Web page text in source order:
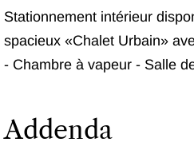
Stationnement intérieur
spacieux «Chalet Urbain»
- Chambre à vapeur - Salle
Addenda